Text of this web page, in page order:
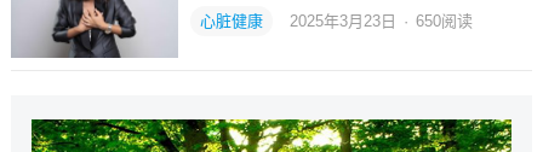
心脏健康 2025年3月23日 · 650阅读